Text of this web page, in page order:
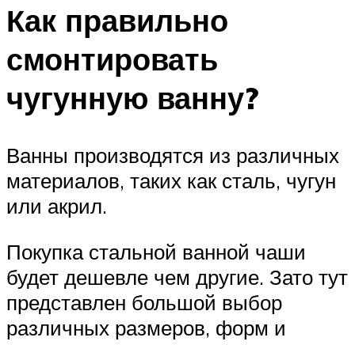
Как правильно
смонтировать
чугунную ванну?
Ванны производятся из различных
материалов, таких как сталь, чугун
или акрил.
Покупка стальной ванной чаши
будет дешевле чем другие. Зато тут
представлен большой выбор
различных размеров, форм и